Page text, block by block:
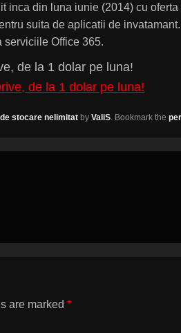
din luna iunie (2014) cu
suita de aplicatii de
serviciile Office 365.
de la 1 dolar pe luna!
stocare nelimitat by ValiS . Bookmark the
are marked *